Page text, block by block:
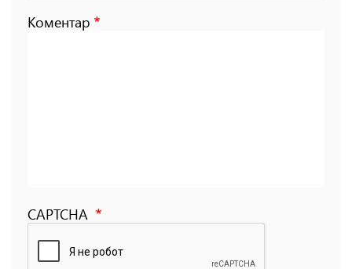
Коментар
CAPTCHA